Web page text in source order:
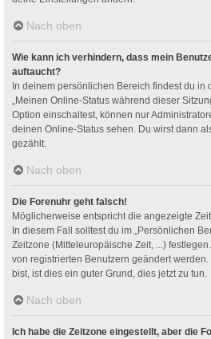
Nach oben
Wie kann ich verhindern, dass mein
auftaucht?
In deinem persönlichen Bereich findest du in
„Meinen Online-Status während dieser
Option einschaltest, können nur
deinen Online-Status sehen. Du wirst dann
gezählt.
Nach oben
Die Forenuhr geht falsch!
Möglicherweise entspricht die angezeigte
In diesem Fall solltest du im „Persönlichen
Zeitzone (Mitteleuropäische Zeit, ...)
von registrierten Benutzern geändert
bist, ist dies ein guter Grund, dies jetzt zu tun.
Nach oben
Ich habe die Zeitzone eingestellt, aber die